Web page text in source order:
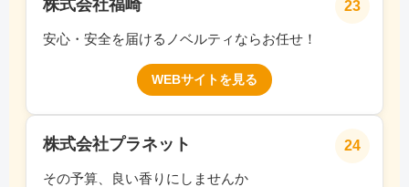
23
株式会社福崎
安心・安全を届けるノベルティならお任せ！
WEBサイトを見る
24
株式会社プラネット
その予算、良い香りにしませんか